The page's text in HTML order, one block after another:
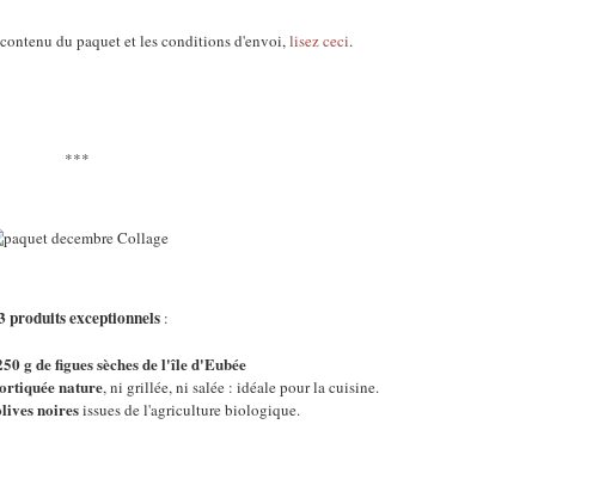
du paquet et les conditions d'envoi,lisez ceci.
***
produits exceptionnels :
g defigues sèches de l'île d'Eubée
nature, ni grillée, ni salée : idéale pour la cuisine.
noiresissues de l'agriculture biologique.